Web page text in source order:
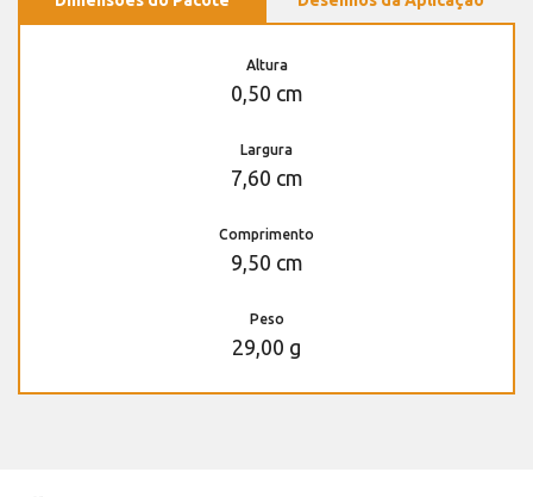
Altura
0,50 cm
Largura
7,60 cm
Comprimento
9,50 cm
Peso
29,00 g